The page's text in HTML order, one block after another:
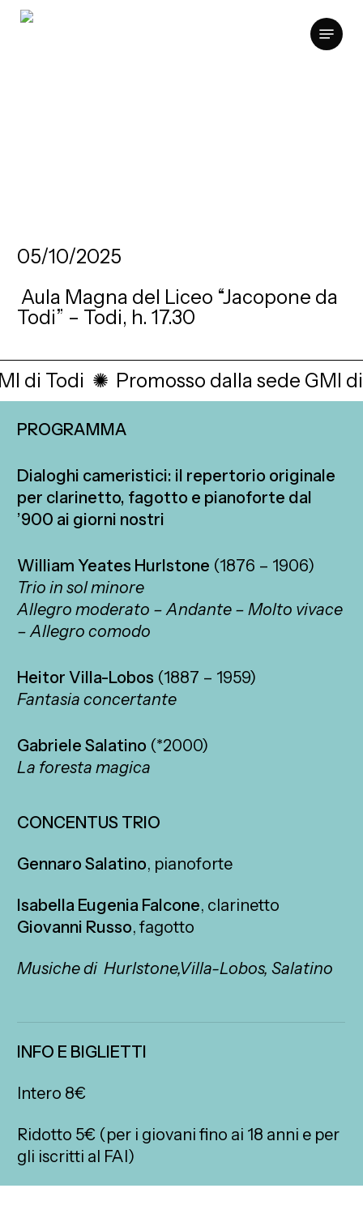
Skip
Menu
05/10/2025
Aula Magna del Liceo “Jacopone da
Todi” – Todi, h. 17.30
diTodi ✺ Promosso dalla sede GMI di
PROGRAMMA
Dialoghi cameristici: il repertorio originale
per clarinetto, fagotto e pianoforte dal
’900 ai giorni nostri
William Yeates Hurlstone (1876 – 1906)
Trio in sol minore
Allegro moderato – Andante – Molto vivace
– Allegro comodo
Heitor Villa-Lobos (1887 – 1959)
Fantasia concertante
Gabriele Salatino (*2000)
La foresta magica
CONCENTUS TRIO
Gennaro Salatino, pianoforte
Isabella Eugenia Falcone, clarinetto
Giovanni Russo, fagotto
Musiche di Hurlstone,Villa-Lobos, Salatino
INFO E BIGLIETTI
Intero 8€
Ridotto 5€ (per i giovani fino ai 18 anni e per
gli iscritti al FAI)